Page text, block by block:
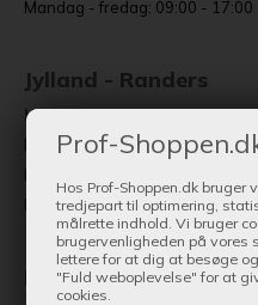
Prof-
Hos Prof-Shoppen.dk bruger
tredjepart til optimering,
målrette indhold. Vi bruger
brugervenligheden på vores
lettere for at dig at besøge
"Fuld weboplevelse" for at
cookies.
Mandag - fredag: 09:00 - 17:00
Jylland - Randers
Hobrovej 335 (Hal 4), 8920
Butikssalg og værksted til
Begrænset udvalg af
Mandag - fredag: 09:00 - 17:00
Fyn